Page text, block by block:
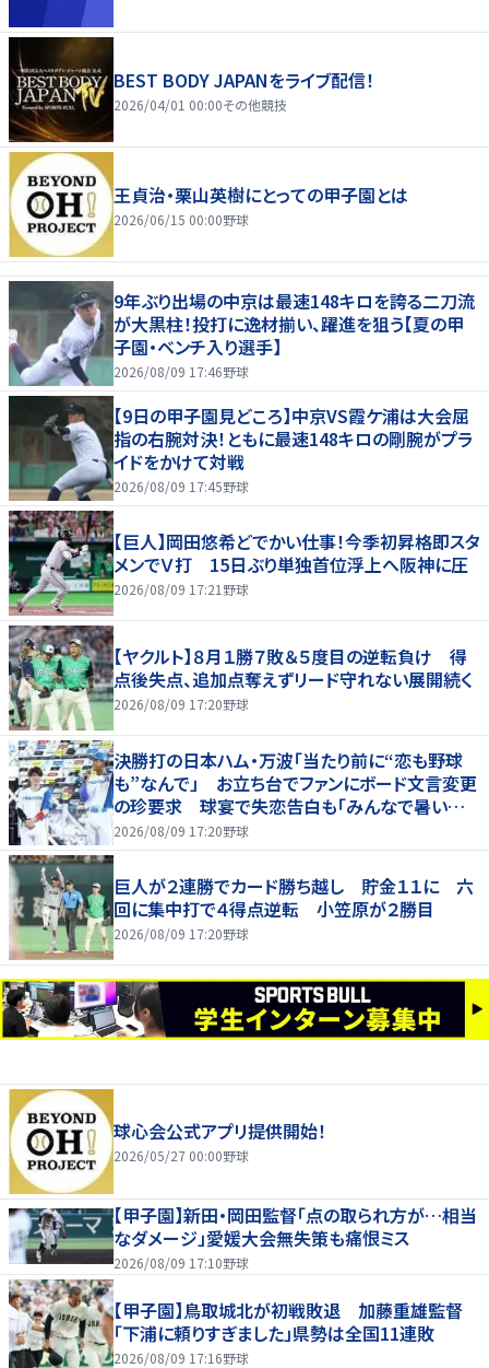
BEST BODY JAPANをライブ配信！
2026/04/01 00:00その他競技
王貞治・栗山英樹にとっての甲子園とは
2026/06/15 00:00野球
9年ぶり出場の中京は最速148キロを誇る二刀流
が大黒柱！投打に逸材揃い、躍進を狙う【夏の甲
子園・ベンチ入り選手】
2026/08/09 17:46野球
【9日の甲子園見どころ】中京VS霞ケ浦は大会屈
指の右腕対決！ともに最速148キロの剛腕がプラ
イドをかけて対戦
2026/08/09 17:45野球
【巨人】岡田悠希どでかい仕事！今季初昇格即スタ
メンでＶ打 15日ぶり単独首位浮上へ阪神に圧
2026/08/09 17:21 野球
【ヤクルト】８月１勝７敗＆５度目の逆転負け 得
点後失点、追加点奪えずリード守れない展開続く
2026/08/09 17:20野球
決勝打の日本ハム・万波「当たり前に“恋も野球
も”なんで」 お立ち台でファンにボード文言変更
の珍要求 球宴で失恋告白も「みんなで暑い夏
にしましょう！」
2026/08/09 17:20野球
巨人が２連勝でカード勝ち越し 貯金１１に 六
回に集中打で４得点逆転 小笠原が２勝目
2026/08/09 17:20野球
球心会公式アプリ提供開始！
2026/05/27 00:00野球
【甲子園】新田・岡田監督「点の取られ方が…相当
なダメージ」愛媛大会無失策も痛恨ミス
2026/08/09 17:10野球
【甲子園】鳥取城北が初戦敗退 加藤重雄監督
「下浦に頼りすぎました」県勢は全国11連敗
2026/08/09 17:16野球